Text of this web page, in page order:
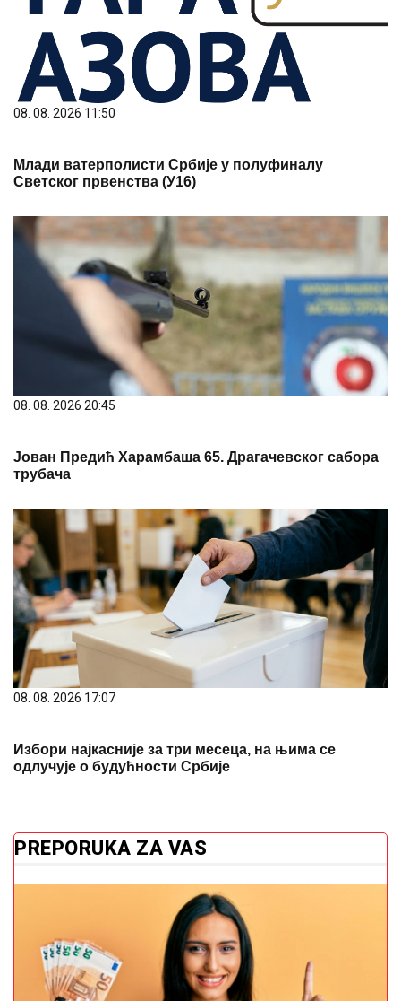
08. 08. 2026 11:50
Млади ватерполисти Србије у полуфиналу
Светског првенства (У16)
08. 08. 2026 20:45
Јован Предић Харамбаша 65. Драгачевског сабора
трубача
08. 08. 2026 17:07
Избори најкасније за три месеца, на њима се
одлучује о будућности Србије
PREPORUKA ZA VAS